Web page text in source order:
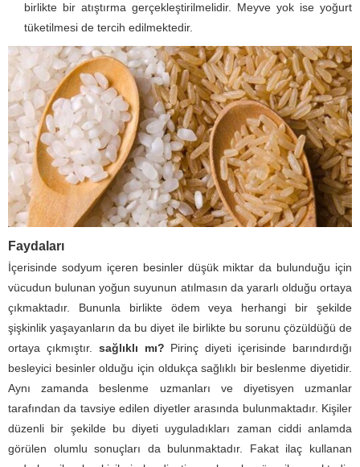
birlikte bir atıştırma gerçekleştirilmelidir. Meyve yok ise yoğurt
tüketilmesi de tercih edilmektedir.
Faydaları
İçerisinde sodyum içeren besinler düşük miktar da bulunduğu için
vücudun bulunan yoğun suyunun atılmasın da yararlı olduğu ortaya
çıkmaktadır. Bununla birlikte ödem veya herhangi bir şekilde
şişkinlik yaşayanların da bu diyet ile birlikte bu sorunu çözüldüğü de
ortaya çıkmıştır. sağlıklı mı? Pirinç diyeti içerisinde barındırdığı
besleyici besinler olduğu için oldukça sağlıklı bir beslenme diyetidir.
Aynı zamanda beslenme uzmanları ve diyetisyen uzmanlar
tarafından da tavsiye edilen diyetler arasında bulunmaktadır. Kişiler
düzenli bir şekilde bu diyeti uyguladıkları zaman ciddi anlamda
görülen olumlu sonuçları da bulunmaktadır. Fakat ilaç kullanan